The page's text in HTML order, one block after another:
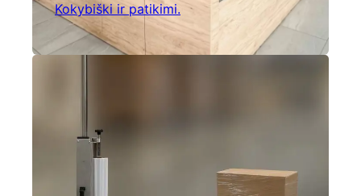
Kokybiški ir patikimi.